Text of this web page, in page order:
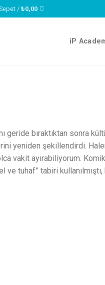
/₺0,00
iP
geride bıraktıktan sonra
yeniden şekillendirdi.
vakit ayırabiliyorum.
ve tuhaf” tabiri